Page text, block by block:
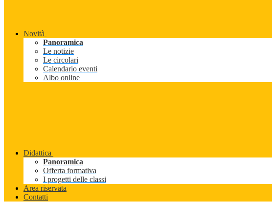
Novità
Panoramica
Le notizie
Le circolari
Calendario eventi
Albo online
Didattica
Panoramica
Offerta formativa
I progetti delle classi
Area riservata
Contatti